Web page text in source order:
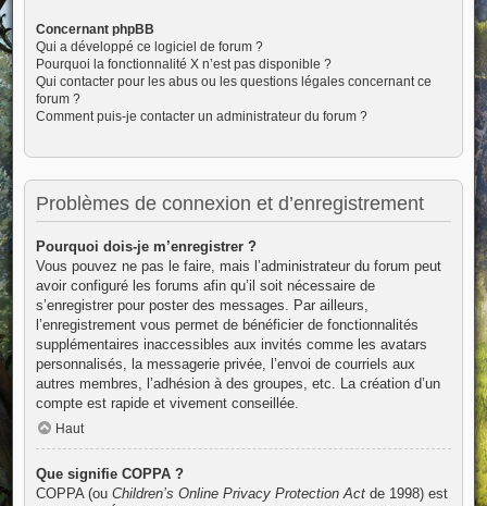
Concernant phpBB
Qui a développé ce logiciel de forum ?
Pourquoi la fonctionnalité X n’est pas disponible ?
Qui contacter pour les abus ou les questions légales concernant ce
forum ?
Comment puis-je contacter un administrateur du forum ?
Problèmes de connexion et d’enregistrement
Pourquoi dois-je m’enregistrer ?
Vous pouvez ne pas le faire, mais l’administrateur du forum peut
avoir configuré les forums afin qu’il soit nécessaire de
s’enregistrer pour poster des messages. Par ailleurs,
l’enregistrement vous permet de bénéficier de fonctionnalités
supplémentaires inaccessibles aux invités comme les avatars
personnalisés, la messagerie privée, l’envoi de courriels aux
autres membres, l’adhésion à des groupes, etc. La création d’un
compte est rapide et vivement conseillée.
Haut
Que signifie COPPA ?
COPPA (ou Children’s Online Privacy Protection Actde 1998) est